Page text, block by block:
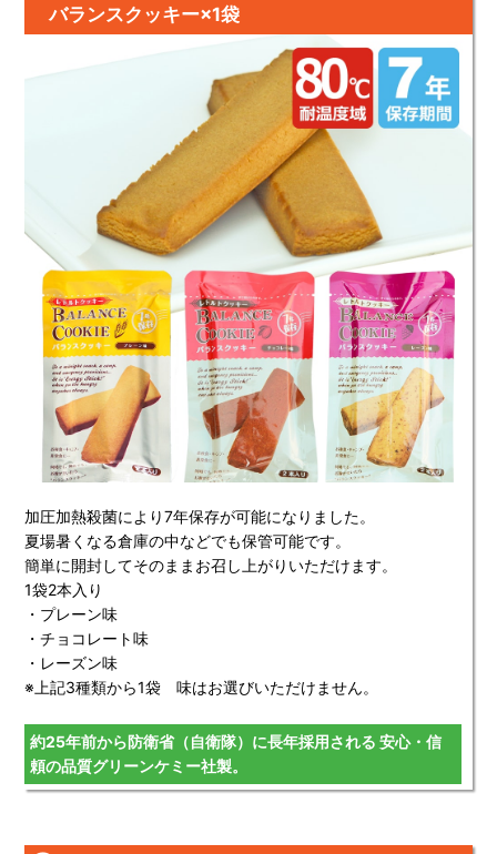
バランスクッキー×1袋
加圧加熱殺菌により7年保存が可能になりました。
夏場暑くなる倉庫の中などでも保管可能です。
簡単に開封してそのままお召し上がりいただけます。
1袋2本入り
・プレーン味
・チョコレート味
・レーズン味
※上記3種類から1袋 味はお選びいただけません。
約25年前から防衛省（自衛隊）に長年採用される 安心・信
頼の品質グリーンケミー社製。